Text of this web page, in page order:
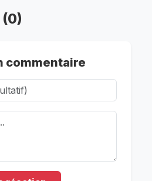
commentaire